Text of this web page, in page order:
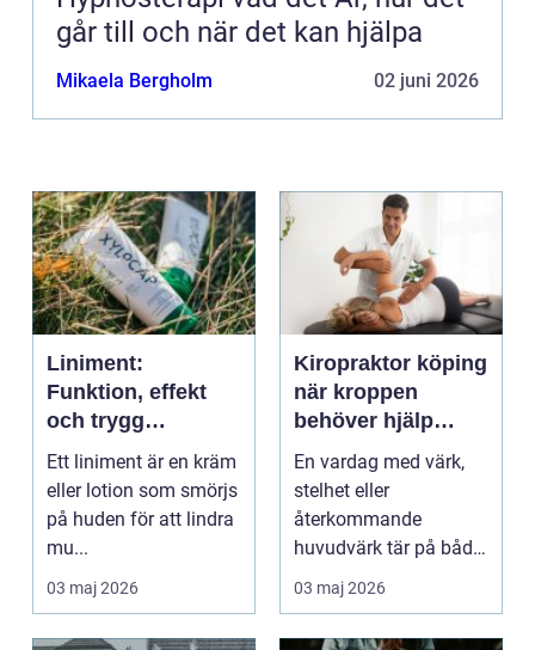
går till och när det kan hjälpa
Mikaela Bergholm 02 juni 2026
Liniment:
Funktion, effekt
och trygg
användning
Ett liniment är en kräm
eller lotion som smörjs
på huden för att lindra
mu...
03 maj 2026
Kiropraktor köping
när kroppen
behöver hjälp
tillbaka
En vardag med värk,
stelhet eller
återkommande
huvudvärk tär på både
ork och humör. Många
går länge ...
03 maj 2026